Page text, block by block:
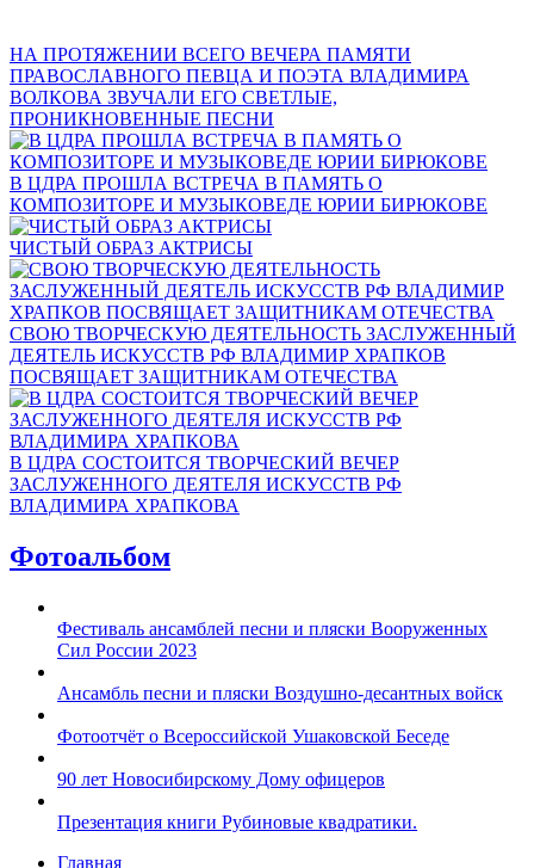
НА ПРОТЯЖЕНИИ ВСЕГО ВЕЧЕРА ПАМЯТИ
ПРАВОСЛАВНОГО ПЕВЦА И ПОЭТА ВЛАДИМИРА
ВОЛКОВА ЗВУЧАЛИ ЕГО СВЕТЛЫЕ,
ПРОНИКНОВЕННЫЕ ПЕСНИ
В ЦДРА ПРОШЛА ВСТРЕЧА В ПАМЯТЬ О
КОМПОЗИТОРЕ И МУЗЫКОВЕДЕ ЮРИИ БИРЮКОВЕ
ЧИСТЫЙ ОБРАЗ АКТРИСЫ
СВОЮ ТВОРЧЕСКУЮ ДЕЯТЕЛЬНОСТЬ ЗАСЛУЖЕННЫЙ
ДЕЯТЕЛЬ ИСКУССТВ РФ ВЛАДИМИР ХРАПКОВ
ПОСВЯЩАЕТ ЗАЩИТНИКАМ ОТЕЧЕСТВА
В ЦДРА СОСТОИТСЯ ТВОРЧЕСКИЙ ВЕЧЕР
ЗАСЛУЖЕННОГО ДЕЯТЕЛЯ ИСКУССТВ РФ
ВЛАДИМИРА ХРАПКОВА
Фотоальбом
Фестиваль ансамблей песни и пляски Вооруженных
Сил России 2023
Ансамбль песни и пляски Воздушно-десантных войск
Фотоотчёт о Всероссийской Ушаковской Беседе
90 лет Новосибирскому Дому офицеров
Презентация книги Рубиновые квадратики.
Главная